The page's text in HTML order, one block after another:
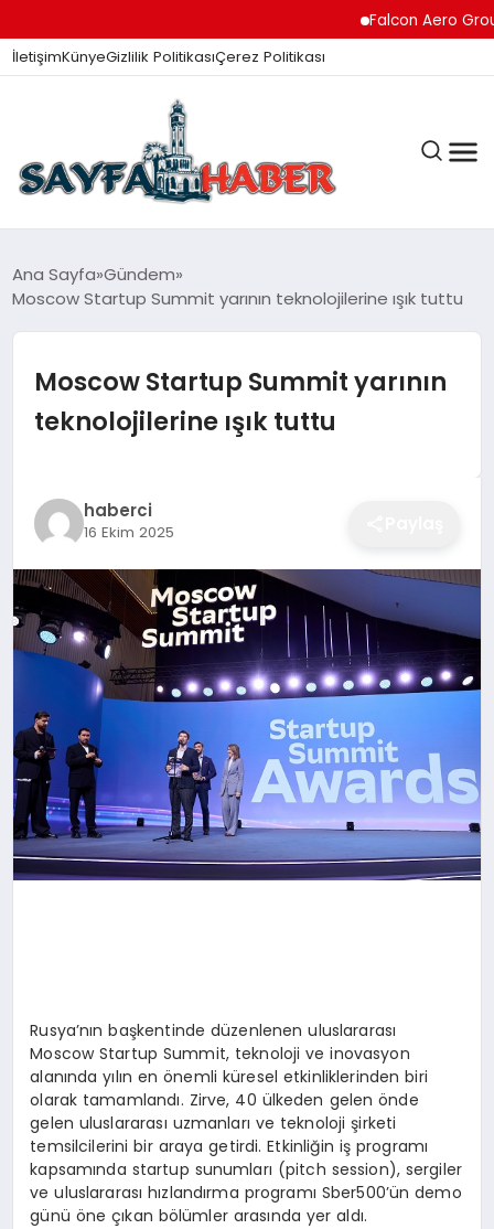
Falcon Aero Group,
İletişimKünyeGizlilik PolitikasıÇerez Politikası
ANA SAYFA
İZMIR HABERLERI
EĞITIM
EKONOMI
SPOR
YAŞAM
Ana Sayfa Gündem
Moscow Startup Summit yarının teknolojilerine ışık tuttu
Moscow Startup Summit yarının
teknolojilerine ışık tuttu
haberci
16 Ekim 2025
Rusya’nın başkentinde düzenlenen uluslararası
Moscow Startup Summit, teknoloji ve inovasyon
alanında yılın en önemli küresel etkinliklerinden biri
olarak tamamlandı. Zirve, 40 ülkeden gelen önde
gelen uluslararası uzmanları ve teknoloji şirketi
temsilcilerini bir araya getirdi. Etkinliğin iş programı
kapsamında startup sunumları (pitch session), sergiler
ve uluslararası hızlandırma programı Sber500’ün demo
günü öne çıkan bölümler arasında yer aldı.